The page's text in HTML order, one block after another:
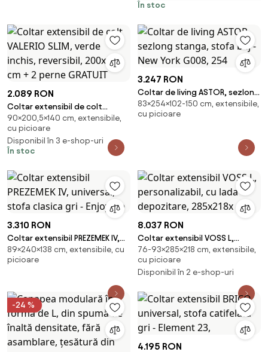
În stoc
2.089 RON
Coltar extensibil de colt
VALERIO SLIM, verde inchis,
reversibil, 200x140 cm + 2 perne
GRATUIT
90×200,5×140 cm, extensibile,
cu picioare
Disponibil în 3 e-shop-uri
În stoc
3.247 RON
Coltar de living ASTOR, sezlong
stanga, stofa bej - New York
G008, 254
83×254×102-150 cm, extensibile,
cu picioare
3.310 RON
Coltar extensibil PREZEMEK IV,
universal, stofa clasica gri -
Enjoy Ne
89×240×138 cm, extensibile, cu
picioare
8.037 RON
Coltar extensibil VOSS L,
personalizabil, cu lada
depozitare, 285x218x
76-93×285×218 cm, extensibile,
cu picioare
Disponibil în 2 e-shop-uri
-24 %
4.195 RON